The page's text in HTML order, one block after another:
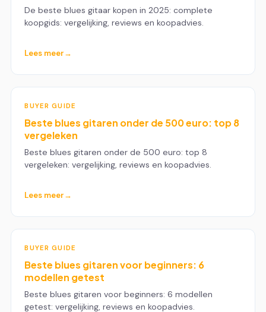
De beste blues gitaar kopen in 2025: complete
koopgids: vergelijking, reviews en koopadvies.
Lees meer
BUYER GUIDE
Beste blues gitaren onder de 500 euro: top 8
vergeleken
Beste blues gitaren onder de 500 euro: top 8
vergeleken: vergelijking, reviews en koopadvies.
Lees meer
BUYER GUIDE
Beste blues gitaren voor beginners: 6
modellen getest
Beste blues gitaren voor beginners: 6 modellen
getest: vergelijking, reviews en koopadvies.